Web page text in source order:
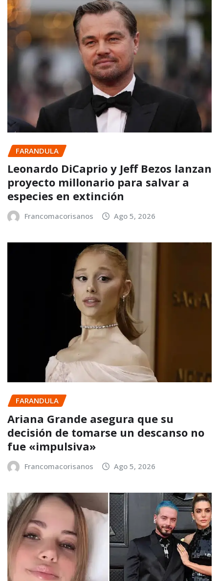
FARANDULA
Leonardo DiCaprio y Jeff Bezos lanzan
proyecto millonario para salvar a
especies en extinción
Francomacorisanos Ago 5, 2026
FARANDULA
Ariana Grande asegura que su
decisión de tomarse un descanso no
fue «impulsiva»
Francomacorisanos Ago 5, 2026